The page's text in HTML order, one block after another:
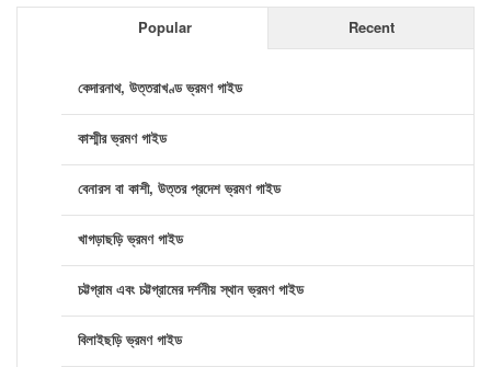
Popular Recent
কেদারনাথ, উত্তরাখণ্ড ভ্রমণ গাইড
কাশ্মীর ভ্রমণ গাইড
বেনারস বা কাশী, উত্তর প্রদেশ ভ্রমণ গাইড
খাগড়াছড়ি ভ্রমণ গাইড
চট্টগ্রাম এবং চট্টগ্রামের দর্শনীয় স্থান ভ্রমণ গাইড
বিলাইছড়ি ভ্রমণ গাইড